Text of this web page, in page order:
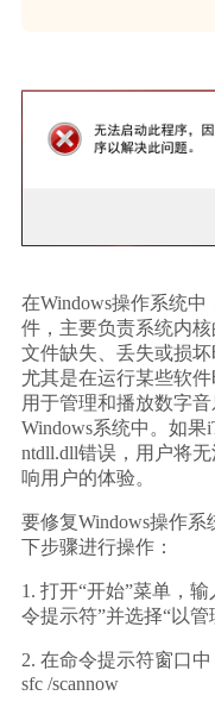
在Windows操作系统中
件，主要负责系统内
文件缺失、丢失或损
尤其是在运行某些软
用于管理和播放数字
Windows系统中。如果
ntdll.dll错误，用户将
响用户的体验。
要修复Windows操作
下步骤进行操作：
1. 打开“开始”菜单，
令提示符”并选择“以管
2. 在命令提示符窗口
sfc /scannow